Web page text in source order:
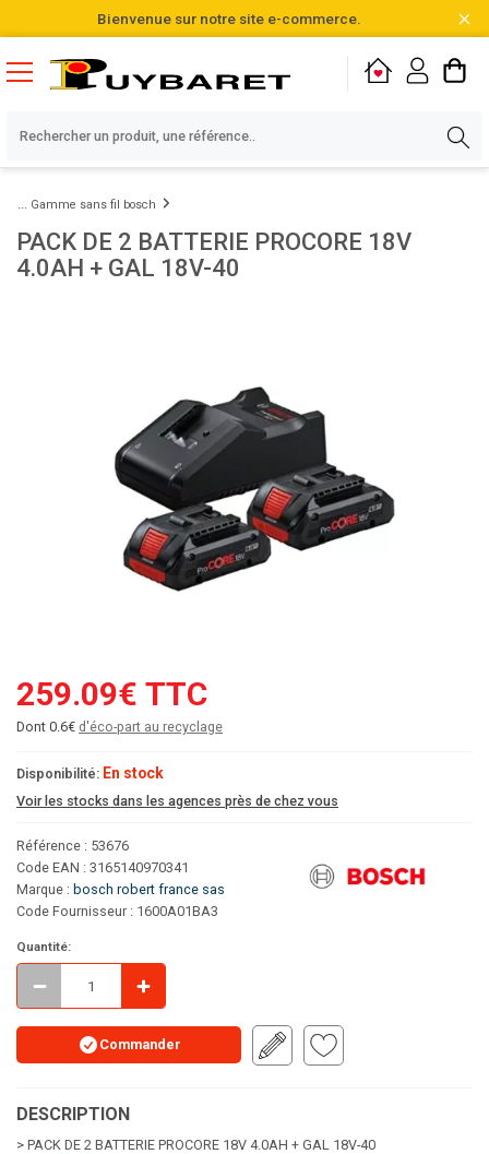
Bienvenue sur notre site e-commerce.
Gamme sans fil bosch
PACK DE 2 BATTERIE PROCORE 18V
4.0AH + GAL 18V-40
259.09€ TTC
Dont 0.6€ d'éco-part au recyclage
Disponibilité: En stock
Voir les stocks dans les agences près de chez vous
Référence : 53676
Code EAN : 3165140970341
Marque : bosch robert france sas
Code Fournisseur : 1600A01BA3
Quantité:
Commander
DESCRIPTION
> PACK DE 2 BATTERIE PROCORE 18V 4.0AH + GAL 18V-40